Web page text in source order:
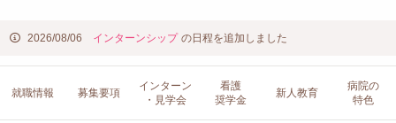
2026/08/06 インターンシップ の日程を追加しました
就職情報 募集要項
インターン
・見学会
看護
奨学金
新人教育
病院の
特色